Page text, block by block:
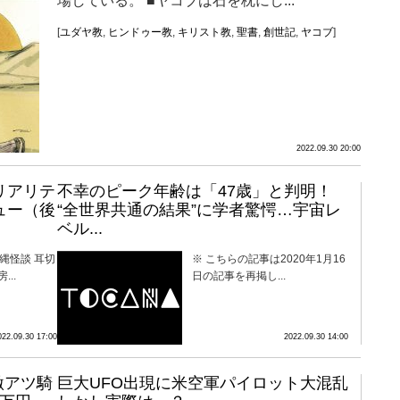
[ユダヤ教, ヒンドゥー教, キリスト教, 聖書, 創世記, ヤコブ]
2022.09.30 20:00
アリテ
ー（後
怪談 耳切
...
17:00
不幸のピーク年齢は「47歳」と判明！
“全世界共通の結果”に学者驚愕…宇宙レ
ベル...
※ こちらの記事は2020年1月16
日の記事を再掲し...
2022.09.30 14:00
アツ騎 巨大UFO出現に米空軍パイロット大混乱